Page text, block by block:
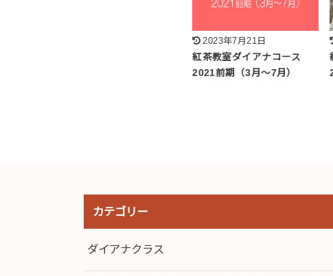
2023年7月21日
紅茶教室ダイアナコース
2021前期（3月～7月）
カテゴリー
ダイアナクラス